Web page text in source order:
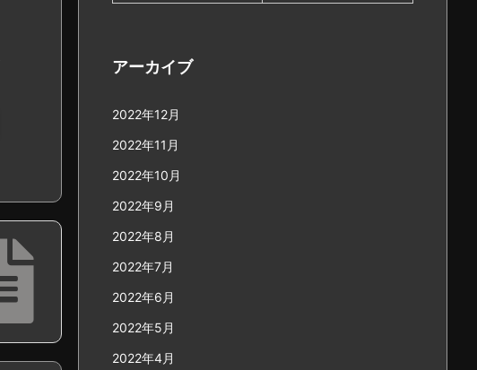
アーカイブ
2022年12月
2022年11月
2022年10月
2022年9月
2022年8月
2022年7月
2022年6月
2022年5月
2022年4月